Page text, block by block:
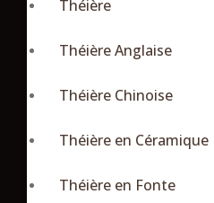
Théière
Théière Anglaise
Théière Chinoise
Théière en Céramique
Théière en Fonte